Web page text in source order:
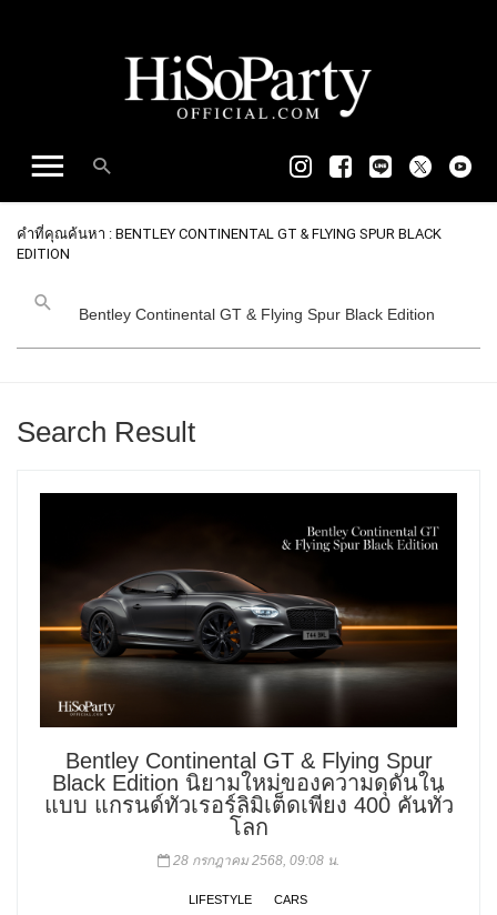
คำที่คุณค้นหา : BENTLEY CONTINENTAL GT & FLYING SPUR BLACK
EDITION
Search Result
Bentley Continental GT & Flying Spur
Black Edition นิยามใหม่ของความดุดันใน
แบบ แกรนด์ทัวเรอร์ลิมิเต็ดเพียง 400 คันทั่ว
โลก
28 กรกฎาคม 2568, 09:08 น.
LIFESTYLE CARS